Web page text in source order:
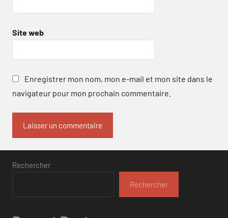
Site web
Enregistrer mon nom, mon e-mail et mon site dans le
navigateur pour mon prochain commentaire.
Rechercher
Rechercher